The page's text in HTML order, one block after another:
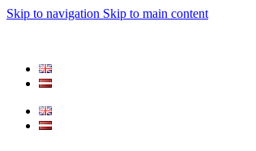
Skip to navigation Skip to main content